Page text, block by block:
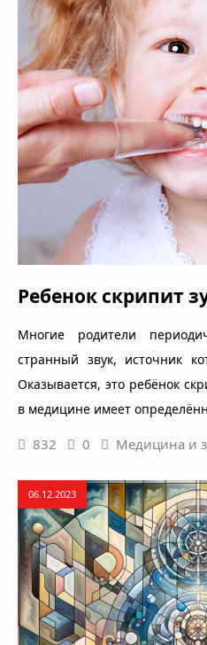
Ребенок скрипит
Многие родители
странный звук, источник
Оказывается, это ребёнок
в медицине имеет
832 0 Медицина и
06.12.2023